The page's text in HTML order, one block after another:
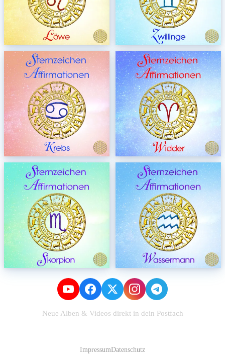
Neue Alben & Videos direkt in dein Postfach
ImpressumDatenschutz